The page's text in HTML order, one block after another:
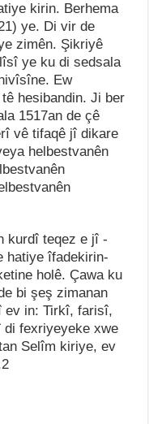
kirin. Berhema
ye. Di vir de
zimên. Şikriyê
ye ku di sedsala
Ew
hesibandin. Ji ber
1517an de çê
vê tifaqê jî dikare
helbestvanên
kurdî teqez e jî -
hatiye îfadekirin-
holê. Çawa ku
bi şeş zimanan
ev in: Tirkî, farisî,
fexriyeyeke xwe
Selîm kiriye, ev